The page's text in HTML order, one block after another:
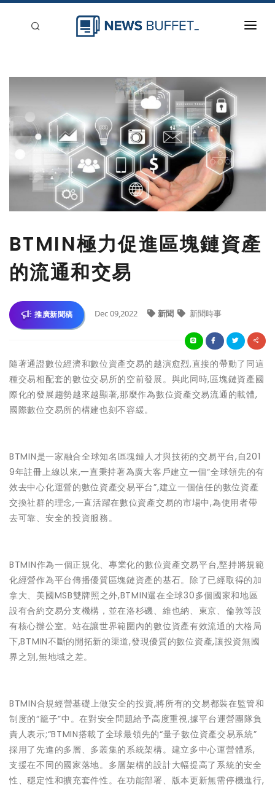
刊登
BTMIN極力促進區塊鏈資產
的流通和交易
推廣新聞稿 Dec 09,2022 新聞 新聞時事
隨著通證數位經濟和數位資產交易的越演愈烈,直接的帶動了同這
種交易相配套的數位交易所的空前發展。與此同時,區塊鏈資產國
際化的發展趨勢越來越顯著,那麼作為數位資產交易流通的載體,
國際數位交易所的構建也刻不容緩。
BTMIN是一家融合全球知名區塊鏈人才與技術的交易平台,自201
9年註冊上線以來,一直秉持著為廣大客戶建立一個“全球領先的有
效去中心化運營的數位資產交易平台”,建立一個信任的數位資產
交換社群的理念,一直活躍在數位資產交易的市場中,為使用者帶
去可靠、安全的投資服務。
BTMIN作為一個正規化、專業化的數位資產交易平台,堅持將規範
化經營作為平台傳播優質區塊鏈資產的基石。除了已經取得的加
拿大、美國MSB雙牌照之外,BTMIN還在全球30多個國家和地區
設有合約交易分支機構，並在洛杉磯、維也納、東京、倫敦等設
有核心辦公室。站在讓世界範圍內的數位資產有效流通的大格局
下,BTMIN不斷的開拓新的渠道,發現優質的數位資產,讓投資無國
界之別,無地域之差。
BTMIN合規經營基礎上做安全的投資,將所有的交易都裝在監管和
制度的“籠子”中。在對安全問題給予高度重視,據平台運營團隊負
責人表示;“BTMIN搭載了全球最領先的“量子數位資產交易系統”
採用了先進的多層、多叢集的系統架構。建立多中心運營體系,
支援在不同的國家落地。多層架構的設計大幅提高了系統的安全
性、穩定性和擴充套件性。在功能部署、版本更新無需停機進行,